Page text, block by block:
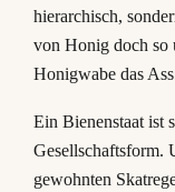
hierarchisch,
von Honig doch so
Honigwabe das
Ein Bienenstaat ist
Gesellschaftsform.
gewohnten